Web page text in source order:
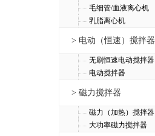
毛细管/血液离心机
乳脂离心机
> 电动（恒速）搅拌器
无刷恒速电动搅拌器
电动搅拌器
> 磁力搅拌器
磁力（加热）搅拌器
大功率磁力搅拌器